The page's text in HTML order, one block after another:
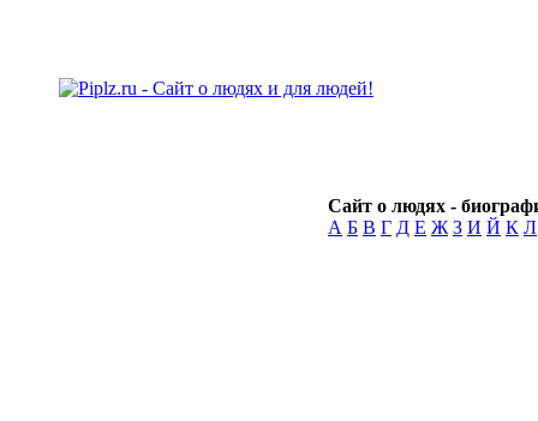
Сайт о людях -
А Б В Г Д Е Ж З И Й К Л